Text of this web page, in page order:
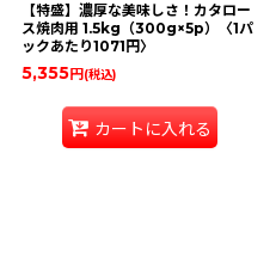
【特盛】濃厚な美味しさ！カタロー
ス焼肉用 1.5kg（300g×5p）〈1パ
ックあたり1071円〉
5,355円 (税込)
カートに入れる